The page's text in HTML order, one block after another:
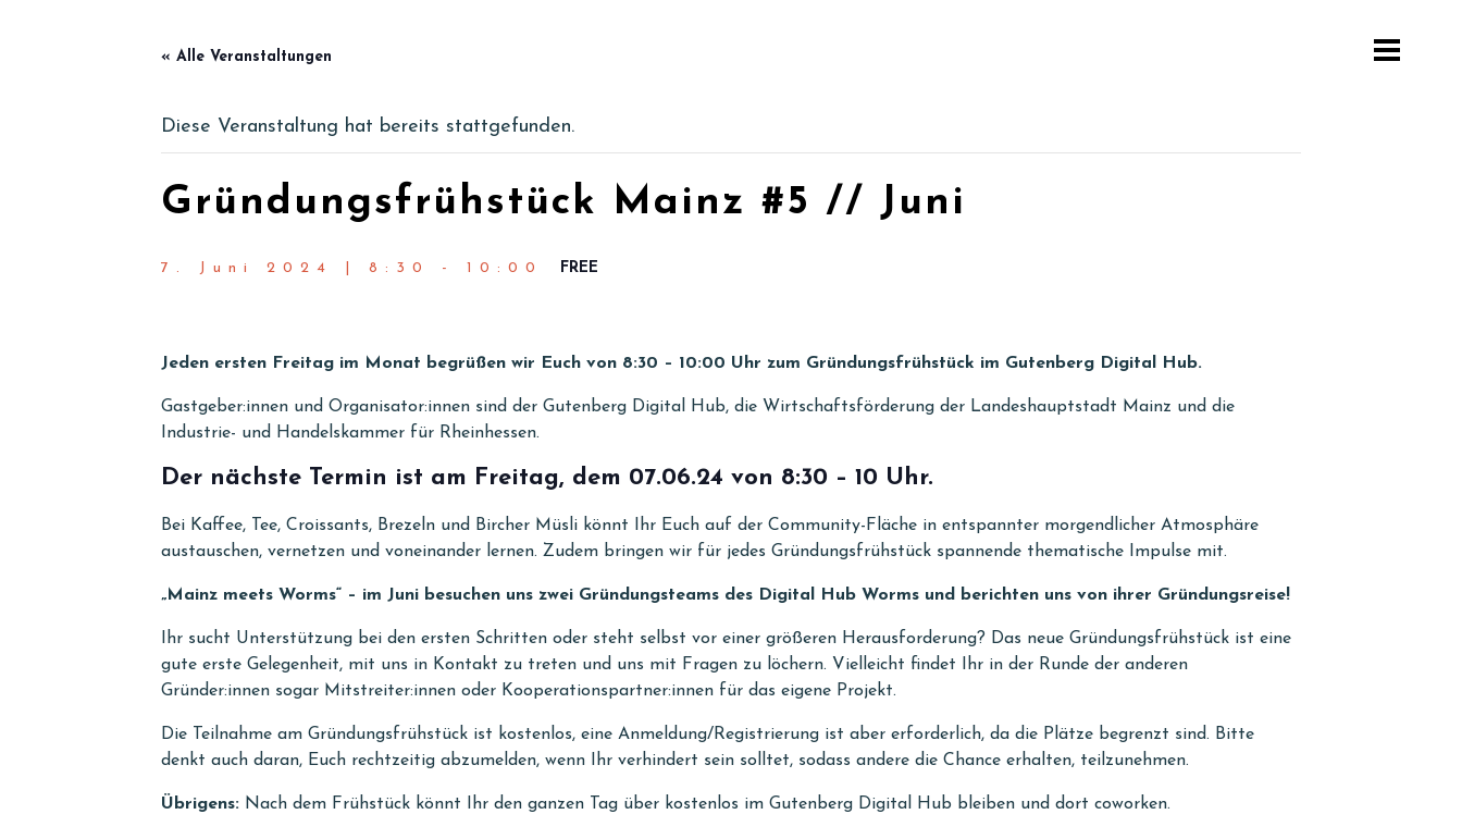
« Alle Veranstaltungen
Diese Veranstaltung hat bereits stattgefunden.
Gründungsfrühstück Mainz #5 // Juni
7. Juni 2024 | 8:30 - 10:00 FREE
Jeden ersten Freitag im Monat begrüßen wir Euch von 8:30 – 10:00 Uhr zum Gründungsfrühstück im Gutenberg Digital Hub.
Gastgeber:innen und Organisator:innen sind der Gutenberg Digital Hub, die Wirtschaftsförderung der Landeshauptstadt Mainz und die
Industrie- und Handelskammer für Rheinhessen.
Der nächste Termin ist am Freitag, dem 07.06.24 von 8:30 – 10 Uhr.
Bei Kaffee, Tee, Croissants, Brezeln und Bircher Müsli könnt Ihr Euch auf der Community-Fläche in entspannter morgendlicher Atmosphäre
austauschen, vernetzen und voneinander lernen. Zudem bringen wir für jedes Gründungsfrühstück spannende thematische Impulse mit.
„Mainz meets Worms“ – im Juni besuchen uns zwei Gründungsteams des Digital Hub Worms und berichten uns von ihrer Gründungsreise!
Ihr sucht Unterstützung bei den ersten Schritten oder steht selbst vor einer größeren Herausforderung? Das neue Gründungsfrühstück ist eine
gute erste Gelegenheit, mit uns in Kontakt zu treten und uns mit Fragen zu löchern. Vielleicht findet Ihr in der Runde der anderen
Gründer:innen sogar Mitstreiter:innen oder Kooperationspartner:innen für das eigene Projekt.
Die Teilnahme am Gründungsfrühstück ist kostenlos, eine Anmeldung/Registrierung ist aber erforderlich, da die Plätze begrenzt sind. Bitte
denkt auch daran, Euch rechtzeitig abzumelden, wenn Ihr verhindert sein solltet, sodass andere die Chance erhalten, teilzunehmen.
Übrigens: Nach dem Frühstück könnt Ihr den ganzen Tag über kostenlos im Gutenberg Digital Hub bleiben und dort coworken.